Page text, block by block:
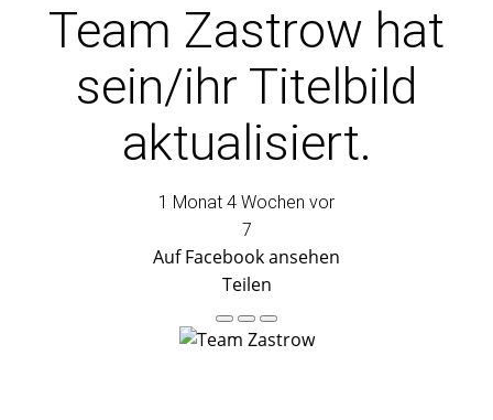
Team Zastrow hat
sein/ihr Titelbild
aktualisiert.
1 Monat 4 Wochen vor
7
Auf Facebook ansehen
Teilen